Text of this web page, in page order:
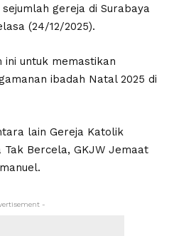
gereja di Surabaya
(24/12/2025).
ini untuk memastikan
ibadah Natal 2025 di
lain Gereja Katolik
Tak Bercela, GKJW Jemaat
-